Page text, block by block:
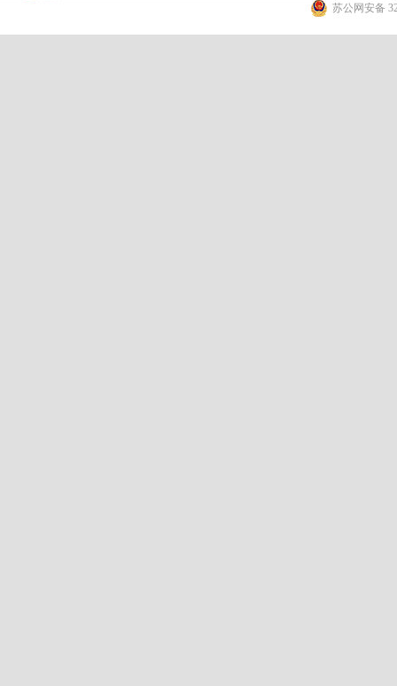
苏公网安备